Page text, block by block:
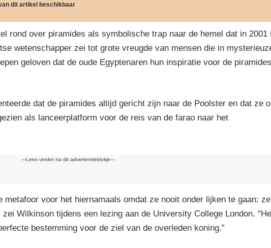
e
b
o
o
e
dI
n
gr
a
m
s
A
p
p
dit artikel beschikbaar
rond over piramides als symbolische trap naar de hemel dat in 2001
wetenschapper zei tot grote vreugde van mensen die in
geloven dat de oude Egyptenaren hun inspiratie voor de piramides
dat de piramides altijd gericht zijn naar de Poolster en dat ze
als lanceerplatform voor de reis van de farao naar het
---Lees verder na dit advertentieblokje---
metafoor voor het hiernamaals omdat ze nooit onder lijken te gaan: ze
Wilkinson tijdens een lezing aan de University College London.
bestemming voor de ziel van de overleden koning.”